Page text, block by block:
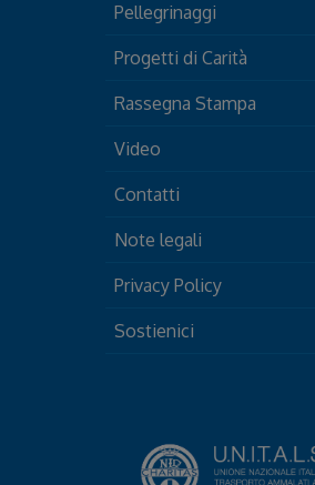
Pellegrinaggi
Progetti di Carità
Rassegna Stampa
Video
Contatti
Note legali
Privacy Policy
Sostienici